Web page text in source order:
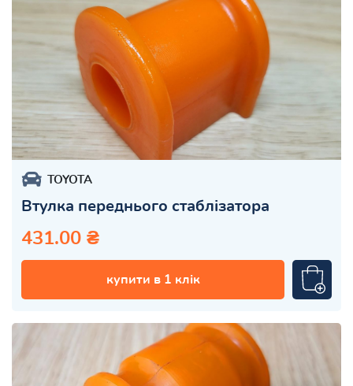
TOYOTA
Втулка переднього стаблізатора
431.00 ₴
купити в 1 клік